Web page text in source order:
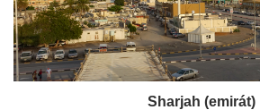
Sharjah (emirát)